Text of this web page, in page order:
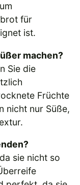
für
ist.
machen?
Sie die
Früchte
nicht nur Süße,
sie nicht so